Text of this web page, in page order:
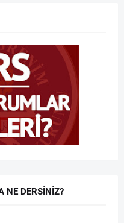
NE DERSINIZ?